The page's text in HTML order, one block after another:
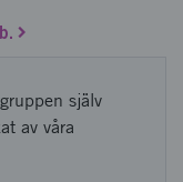
själv
av våra